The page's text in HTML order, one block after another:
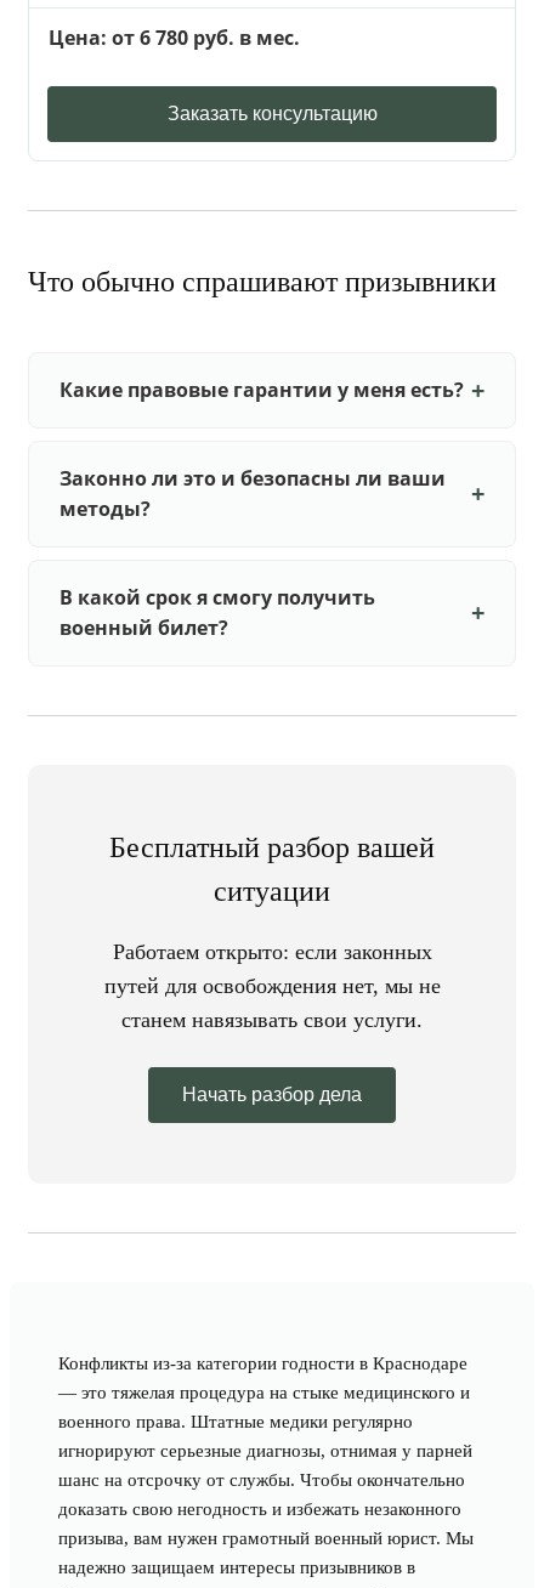
Цена: от 6 780 руб. в мес.
Заказать консультацию
Что обычно спрашивают призывники
Какие правовые гарантии у меня есть?
Законно ли это и безопасны ли ваши
методы?
В какой срок я смогу получить
военный билет?
Бесплатный разбор вашей
ситуации
Работаем открыто: если законных
путей для освобождения нет, мы не
станем навязывать свои услуги.
Начать разбор дела
Конфликты из-за категории годности в Краснодаре
— это тяжелая процедура на стыке медицинского и
военного права. Штатные медики регулярно
игнорируют серьезные диагнозы, отнимая у парней
шанс на отсрочку от службы. Чтобы окончательно
доказать свою негодность и избежать незаконного
призыва, вам нужен грамотный военный юрист. Мы
надежно защищаем интересы призывников в